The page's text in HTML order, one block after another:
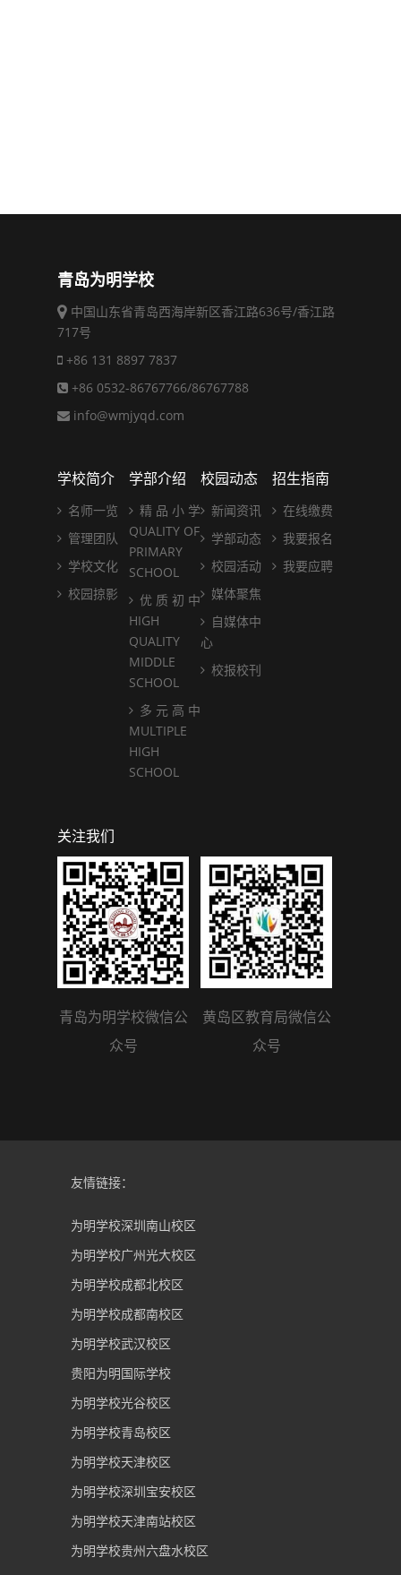
青岛为明学校
中国山东省青岛西海岸新区香江路636号/香江路
717号
+86 131 8897 7837
+86 0532-86767766/86767788
info@wmjyqd.com
学校简介
名师一览
管理团队
学校文化
校园掠影
学部介绍
精 品 小 学
QUALITY OF
PRIMARY
SCHOOL
优 质 初 中
HIGH
QUALITY
MIDDLE
SCHOOL
多 元 高 中
MULTIPLE
HIGH
SCHOOL
校园动态
新闻资讯
学部动态
校园活动
媒体聚焦
自媒体中
心
校报校刊
招生指南
在线缴费
我要报名
我要应聘
关注我们
青岛为明学校微信公
众号
黄岛区教育局微信公
众号
友情链接：
为明学校深圳南山校区
为明学校广州光大校区
为明学校成都北校区
为明学校成都南校区
为明学校武汉校区
贵阳为明国际学校
为明学校光谷校区
为明学校青岛校区
为明学校天津校区
为明学校深圳宝安校区
为明学校天津南站校区
为明学校贵州六盘水校区